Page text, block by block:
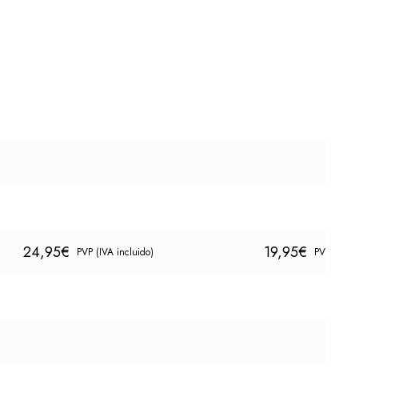
24,95€ PVP (IVA incluido) 19,95€ PVP (IVA incluido)